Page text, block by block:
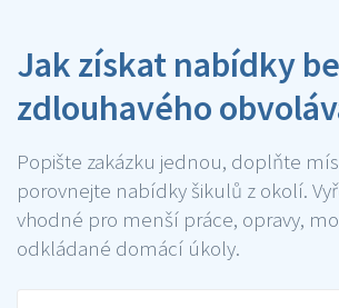
Jak získat nabídky
zdlouhavého
Popište zakázku jednou, doplňte
porovnejte nabídky šikulů z okolí.
vhodné pro menší práce, opravy,
odkládané domácí úkoly.